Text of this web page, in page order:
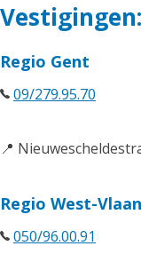
Vestigingen:
Regio Gent
09/279.95.70
📍
Regio West-
050/96.00.91